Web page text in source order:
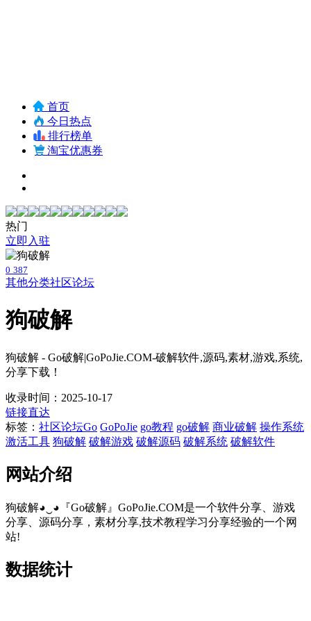
首页
今日热点
排行榜单
淘宝优惠券
热门
立即入驻
0 387
其他分类社区论坛
狗破解
狗破解 - Go破解|GoPoJie.COM-破解软件,源码,素材,游戏,系统,
分享下载！
收录时间：2025-10-17
链接直达
标签： 社区论坛Go GoPoJie go教程 go破解 商业破解 操作系统
激活工具 狗破解 破解游戏 破解源码 破解系统 破解软件
网站介绍
狗破解◕‿◕『Go破解』GoPoJie.COM是一个软件分享、游戏
分享、源码分享，素材分享,技术教程学习分享经验的一个网
站!
数据统计